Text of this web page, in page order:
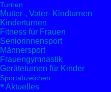
Turnen
Mutter-, Vater- Kindturnen
Kinderturnen
Fitness für Frauen
Seniorinnensport
Männersport
Frauengymnastik
Geräteturnen für Kinder
Sportabzeichen
Aktuelles